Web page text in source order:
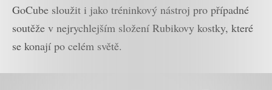
GoCube sloužit i jako tréninkový nástroj pro případné
soutěže v nejrychlejším složení Rubikovy kostky, které
se konají po celém světě.